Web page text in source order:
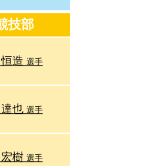
技部
造 選手
也 選手
樹 選手